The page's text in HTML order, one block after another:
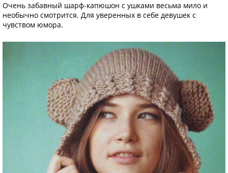
Очень забавный шарф-капюшон с ушками весьма мило и
необычно смотрится. Для уверенных в себе девушек с
чувством юмора.